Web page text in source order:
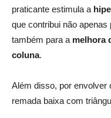
praticante estimula a
que contribui não
também para a melhora
coluna.
Além disso, por envolver
remada baixa com